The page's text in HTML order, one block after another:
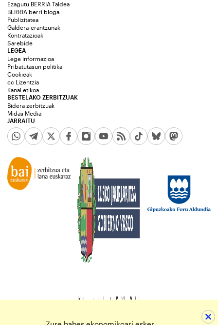
Ezagutu BERRIA Taldea
BERRIA berri bloga
Publizitatea
Galdera-erantzunak
Kontratazioak
Sarebide
JARRAITU
LEGEA
Lege informazioa
Pribatutasun politika
Cookieak
cc Lizentzia
Kanal etikoa
BESTELAKO ZERBITZUAK
Bidera zerbitzuak
Midas Media